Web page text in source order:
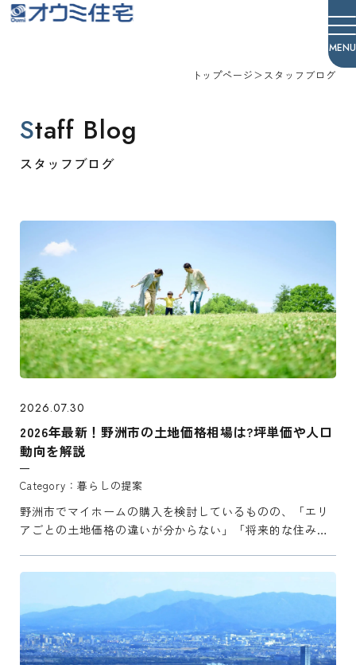
トップページ＞ スタッフブログ
Staff Blog
スタッフブログ
2026.07.30
2026年最新！野洲市の土地価格相場は?坪単価や人口
動向を解説
暮らしの提案
野洲市でマイホームの購入を検討しているものの、「エリ
アごとの土地価格の違いが分からない」「将来的な住みや